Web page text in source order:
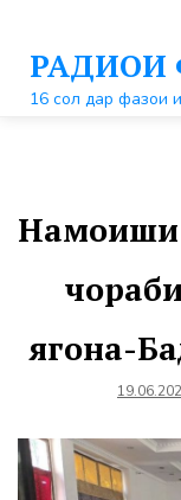
контентуРАДИОИ
16 сол дар фазои
Намоиши
ягона-